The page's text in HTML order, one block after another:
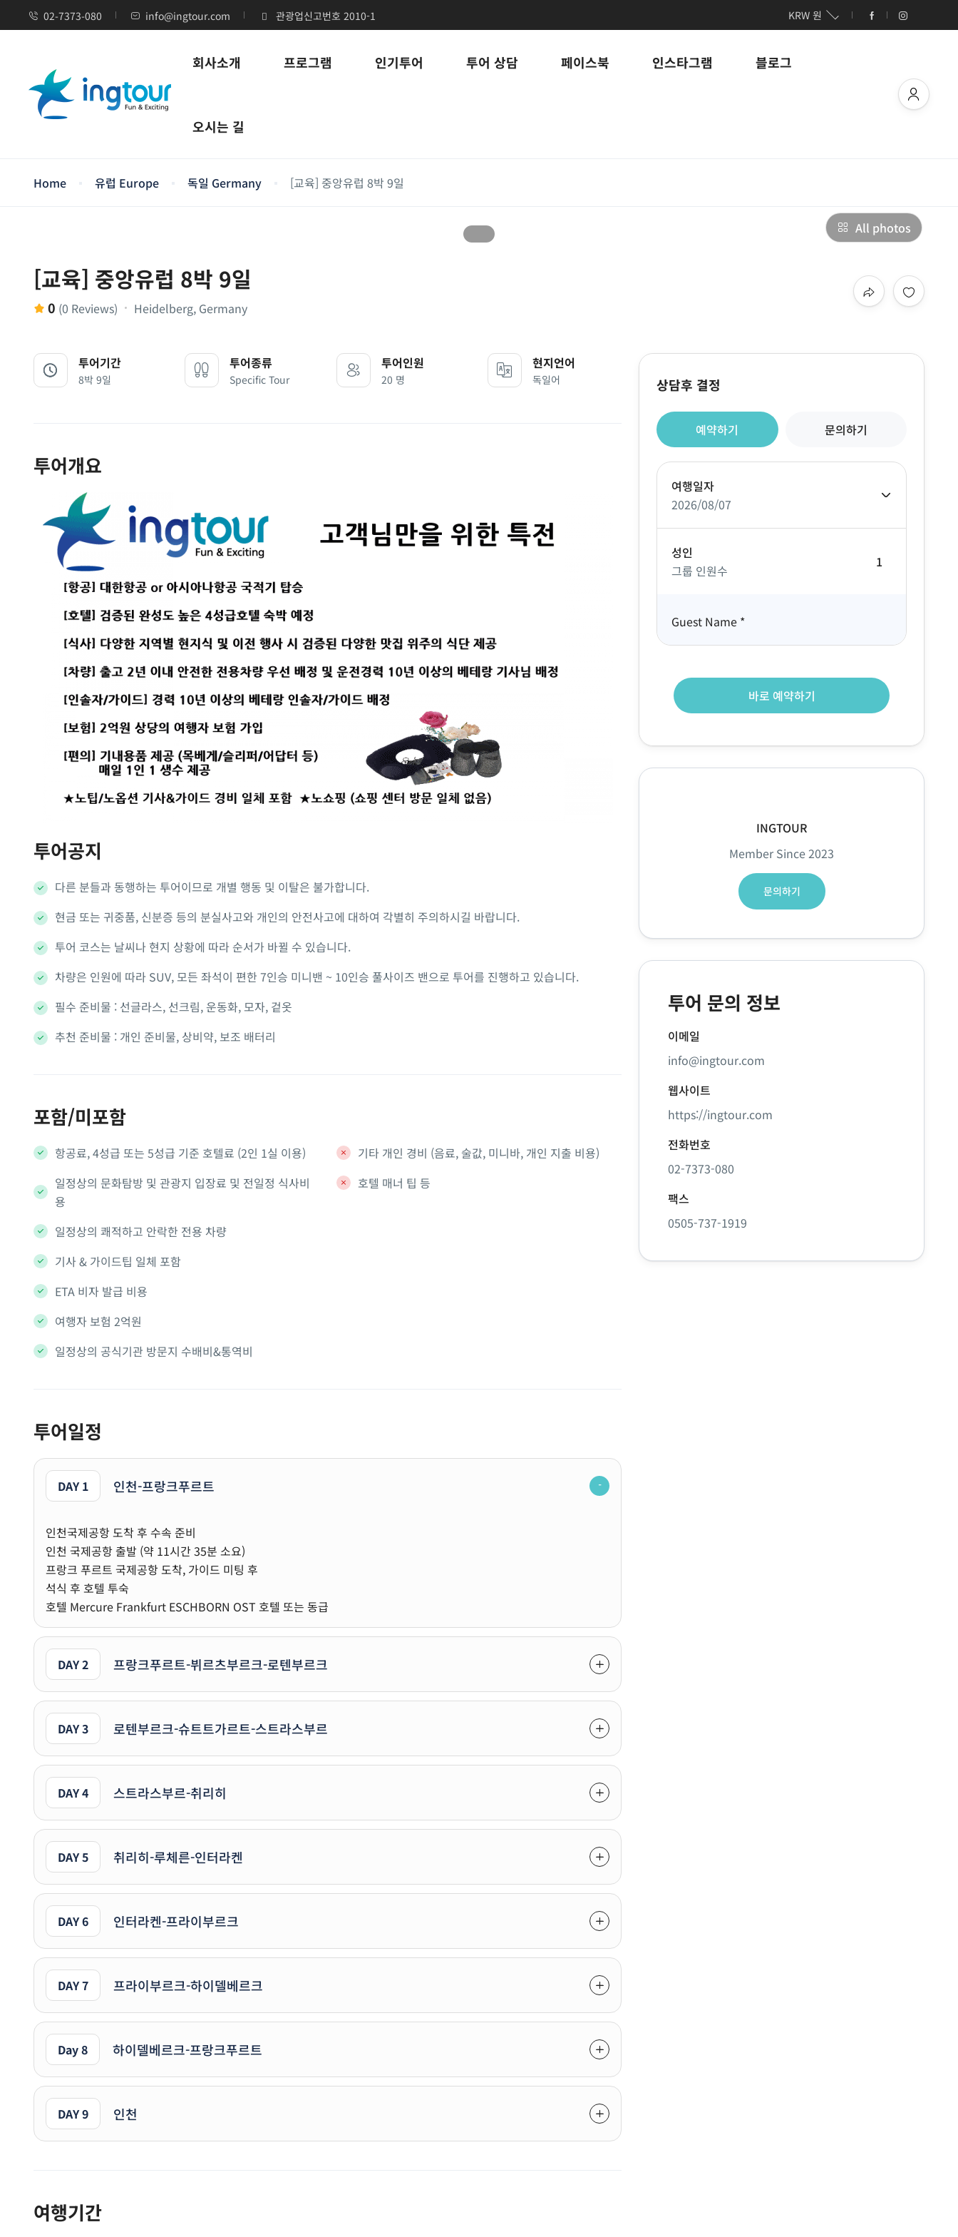
02-7373-080 info@ingtour.com 관광업신고번호 2010-1 KRW 원
회사소개 프로그램 인기투어 투어 상담 페이스북 인스타그램 블로그
오시는 길
Home 유럽 Europe 독일 Germany [교육] 중앙유럽 8박 9일
All photos
[교육] 중앙유럽 8박 9일
0 (0 Reviews) Heidelberg, Germany
투어기간
8박 9일
투어종류
Specific Tour
투어인원
20 명
현지언어
독일어
투어개요
투어공지
다른 분들과 동행하는 투어이므로 개별 행동 및 이탈은 불가합니다.
현금 또는 귀중품, 신분증 등의 분실사고와 개인의 안전사고에 대하여 각별히 주의하시길 바랍니다.
투어 코스는 날씨나 현지 상황에 따라 순서가 바뀔 수 있습니다.
차량은 인원에 따라 SUV, 모든 좌석이 편한 7인승 미니밴 ~ 10인승 풀사이즈 밴으로 투어를 진행하고 있습니다.
필수 준비물 : 선글라스, 선크림, 운동화, 모자, 겉옷
추천 준비물 : 개인 준비물, 상비약, 보조 배터리
포함/미포함
항공료, 4성급 또는 5성급 기준 호텔료 (2인 1실 이용)
일정상의 문화탐방 및 관광지 입장료 및 전일정 식사비
용
일정상의 쾌적하고 안락한 전용 차량
기사 & 가이드팁 일체 포함
ETA 비자 발급 비용
여행자 보험 2억원
일정상의 공식기관 방문지 수배비&통역비
기타 개인 경비 (음료, 술값, 미니바, 개인 지출 비용)
호텔 매너 팁 등
투어일정
DAY 1 인천-프랑크푸르트
인천국제공항 도착 후 수속 준비
인천 국제공항 출발 (약 11시간 35분 소요)
프랑크 푸르트 국제공항 도착, 가이드 미팅 후
석식 후 호텔 투숙
호텔 Mercure Frankfurt ESCHBORN OST 호텔 또는 동급
DAY 2 프랑크푸르트-뷔르츠부르크-로텐부르크
DAY 3 로텐부르크-슈트트가르트-스트라스부르
DAY 4 스트라스부르-취리히
DAY 5 취리히-루체른-인터라켄
DAY 6 인터라켄-프라이부르크
DAY 7 프라이부르크-하이델베르크
Day 8 하이델베르크-프랑크푸르트
DAY 9 인천
여행기간
상담후 결정
예약하기 문의하기
여행일자
2026/08/07
성인
그룹 인원수
Guest Name *
바로 예약하기
INGTOUR
Member Since 2023
문의하기
투어 문의 정보
이메일
info@ingtour.com
웹사이트
https://ingtour.com
전화번호
02-7373-080
팩스
0505-737-1919